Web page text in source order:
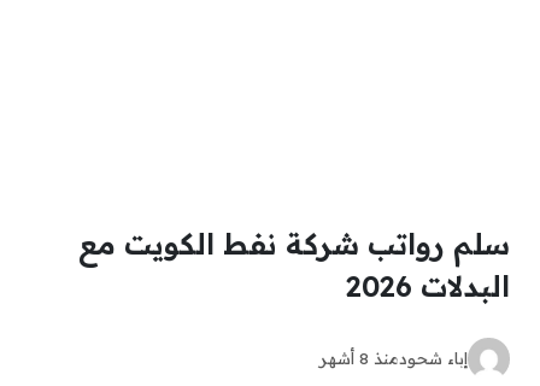
سلم رواتب شركة نفط الكويت مع
البدلات 2026
إباء شحودمنذ 8 أشهر